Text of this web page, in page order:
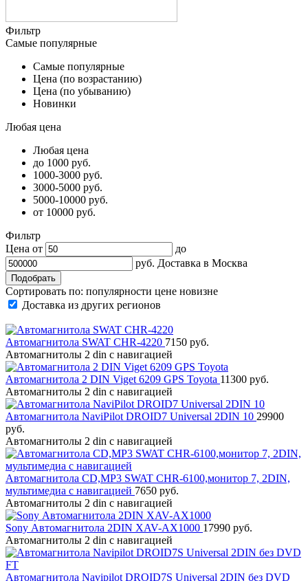
Фильтр
Самые популярные
Самые популярные
Цена (по возрастанию)
Цена (по убыванию)
Новинки
Любая цена
Любая цена
до 1000 руб.
1000-3000 руб.
3000-5000 руб.
5000-10000 руб.
от 10000 руб.
Фильтр
Цена от
до
руб. Доставка в Москва
Сортировать по: популярности цене новизне
Доставка из других регионов
Автомагнитола SWAT CHR-4220 7150 руб.
Автомагнитолы 2 din с навигацией
Автомагнитола 2 DIN Viget 6209 GPS Toyota 11300 руб.
Автомагнитолы 2 din с навигацией
Автомагнитола NaviPilot DROID7 Universal 2DIN 10 29900
руб.
Автомагнитолы 2 din с навигацией
Автомагнитола CD,MP3 SWAT CHR-6100,монитор 7, 2DIN,
мультимедиа с навигацией 7650 руб.
Автомагнитолы 2 din с навигацией
Sony Автомагнитола 2DIN XAV-AX1000 17990 руб.
Автомагнитолы 2 din с навигацией
Автомагнитола Navipilot DROID7S Universal 2DIN без DVD